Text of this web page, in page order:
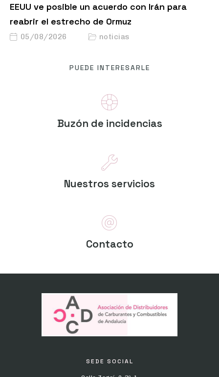
EEUU ve posible un acuerdo con Irán para
reabrir el estrecho de Ormuz
05/08/2026 noticias
PUEDE INTERESARLE
Buzón de incidencias
Nuestros servicios
Contacto
SEDE SOCIAL